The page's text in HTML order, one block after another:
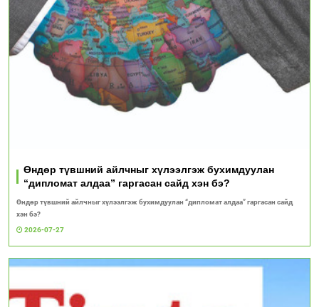
Өндөр түвшний айлчныг хүлээлгэж бухимдуулан
“дипломат алдаа” гаргасан сайд хэн бэ?
Өндөр түвшний айлчныг хүлээлгэж бухимдуулан “дипломат алдаа” гаргасан сайд
хэн бэ?
2026-07-27